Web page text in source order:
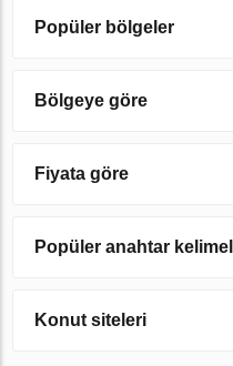
Popüler bölgeler
Bölgeye göre
Fiyata göre
Popüler anahtar
Konut siteleri